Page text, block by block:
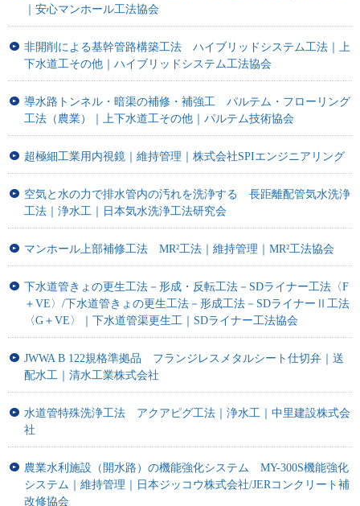
｜安心マンホール工法協会
非開削による基幹管路構築工法 ハイブリッドシステム工法｜上
下水道工その他｜ハイブリッドシステム工法協会
導水路トンネル・暗渠の補修・補強工 パルテム・フローリング
工法（農業）｜上下水道工その他｜パルテム技術協会
超極細工業用内視鏡｜維持管理｜株式会社SPIエンジニアリング
空気と水の力で排水管内の汚れを洗浄する 長距離配管気水洗浄
工法｜浄水工｜日本気水洗浄工法研究会
マンホール上部補修工法 MR²工法｜維持管理｜MR²工法協会
下水道管きょの更生工法－形成・反転工法－SDライナー工法〈F
＋VE〉/下水道管きょの更生工法－形成工法－SDライナーⅡ工法
〈G＋VE〉｜下水道管渠更生工｜SDライナー工法協会
JWWA B 122規格準拠品 フランジレスメタルシート仕切弁｜送
配水工｜清水工業株式会社
水道管特殊洗浄工法 アクアピグ工法｜浄水工｜中里建設株式会
社
農業水利施設（開水路）の機能強化システム MY-300S機能強化
システム｜維持管理｜日本ジッコウ株式会社/JERコンクリート補
改修協会